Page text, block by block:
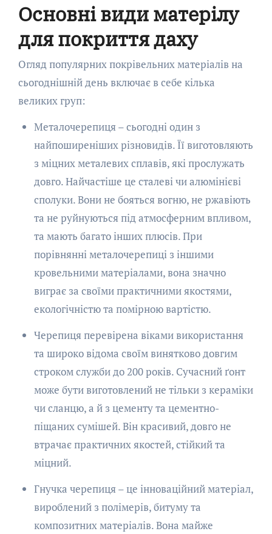
Основні види матерілу
для покриття даху
Огляд популярних покрівельних матеріалів на
сьогоднішній день включає в себе кілька
великих груп:
Металочерепиця – сьогодні один з
найпоширеніших різновидів. Її виготовляють
з міцних металевих сплавів, які прослужать
довго. Найчастіше це сталеві чи алюмінієві
сполуки. Вони не бояться вогню, не ржавіють
та не руйнуються під атмосферним впливом,
та мають багато інших плюсів. При
порівнянні металочерепиці з іншими
кровельними матеріалами, вона значно
виграє за своїми практичними якостями,
екологічністю та помірною вартістю.
Черепиця перевірена віками використання
та широко відома своїм винятково довгим
строком служби до 200 років. Сучасний ґонт
може бути виготовлений не тільки з кераміки
чи сланцю, а й з цементу та цементно-
піщаних сумішей. Він красивий, довго не
втрачає практичних якостей, стійкий та
міцний.
Гнучка черепиця – це інноваційний матеріал,
вироблений з полімерів, битуму та
композитних матеріалів. Вона майже